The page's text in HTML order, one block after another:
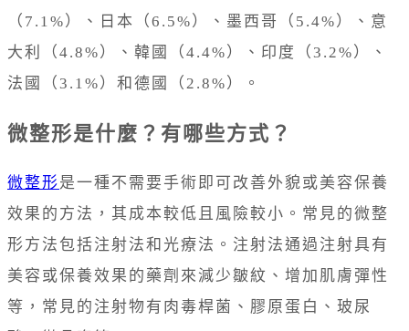
（7.1%）、日本（6.5%）、墨西哥（5.4%）、意
大利（4.8%）、韓國（4.4%）、印度（3.2%）、
法國（3.1%）和德國（2.8%）。
微整形是什麼？有哪些方式？
微整形是一種不需要手術即可改善外貌或美容保養
效果的方法，其成本較低且風險較小。常見的微整
形方法包括注射法和光療法。注射法通過注射具有
美容或保養效果的藥劑來減少皺紋、增加肌膚彈性
等，常見的注射物有肉毒桿菌、膠原蛋白、玻尿